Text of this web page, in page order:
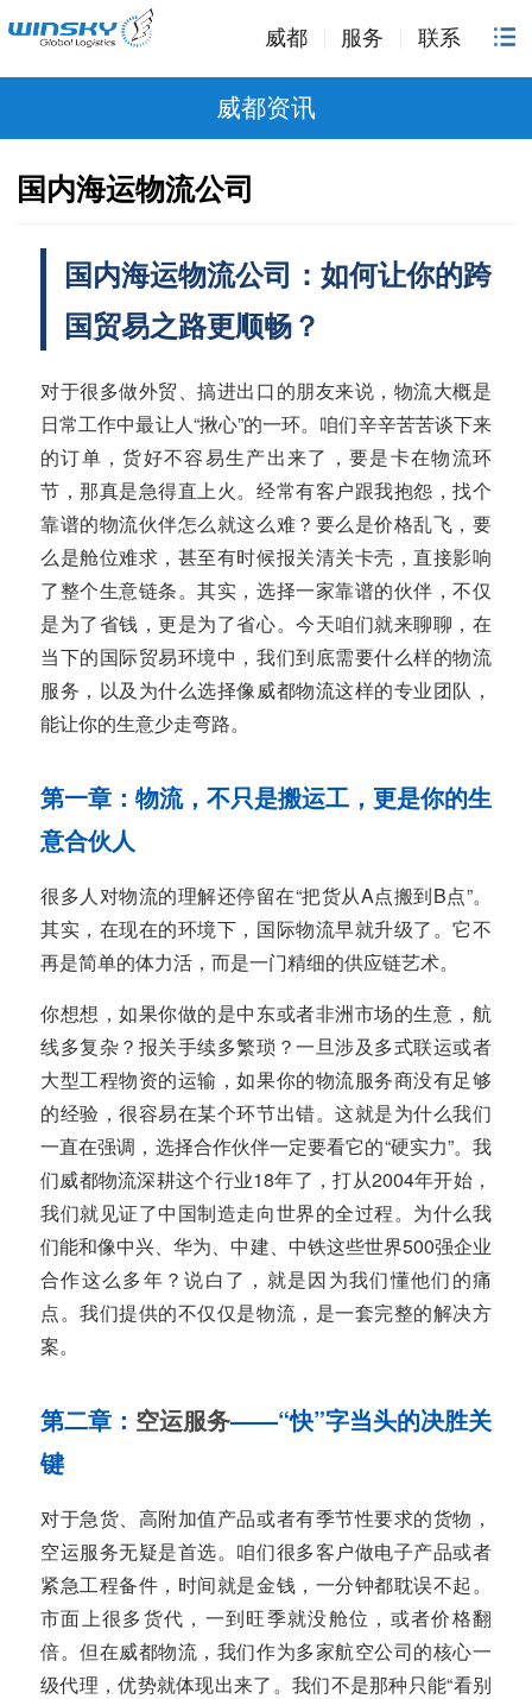
威都 服务 联系
威都资讯
国内海运物流公司
国内海运物流公司：如何让你的跨
国贸易之路更顺畅？
对于很多做外贸、搞进出口的朋友来说，物流大概是
日常工作中最让人“揪心”的一环。咱们辛辛苦苦谈下来
的订单，货好不容易生产出来了，要是卡在物流环
节，那真是急得直上火。经常有客户跟我抱怨，找个
靠谱的物流伙伴怎么就这么难？要么是价格乱飞，要
么是舱位难求，甚至有时候报关清关卡壳，直接影响
了整个生意链条。其实，选择一家靠谱的伙伴，不仅
是为了省钱，更是为了省心。今天咱们就来聊聊，在
当下的国际贸易环境中，我们到底需要什么样的物流
服务，以及为什么选择像威都物流这样的专业团队，
能让你的生意少走弯路。
第一章：物流，不只是搬运工，更是你的生
意合伙人
很多人对物流的理解还停留在“把货从A点搬到B点”。
其实，在现在的环境下，国际物流早就升级了。它不
再是简单的体力活，而是一门精细的供应链艺术。
你想想，如果你做的是中东或者非洲市场的生意，航
线多复杂？报关手续多繁琐？一旦涉及多式联运或者
大型工程物资的运输，如果你的物流服务商没有足够
的经验，很容易在某个环节出错。这就是为什么我们
一直在强调，选择合作伙伴一定要看它的“硬实力”。我
们威都物流深耕这个行业18年了，打从2004年开始，
我们就见证了中国制造走向世界的全过程。为什么我
们能和像中兴、华为、中建、中铁这些世界500强企业
合作这么多年？说白了，就是因为我们懂他们的痛
点。我们提供的不仅仅是物流，是一套完整的解决方
案。
第二章： 空运服务——“快”字当头的决胜关
键
对于急货、高附加值产品或者有季节性要求的货物，
空运服务无疑是首选。咱们很多客户做电子产品或者
紧急工程备件，时间就是金钱，一分钟都耽误不起。
市面上很多货代，一到旺季就没舱位，或者价格翻
倍。但在威都物流，我们作为多家航空公司的核心一
级代理，优势就体现出来了。我们不是那种只能“看别